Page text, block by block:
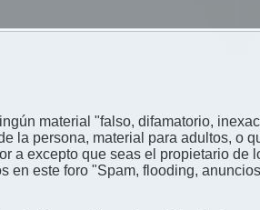
material "falso, difamatorio,
la persona, material para adultos, o
a excepto que seas el propietario
en este foro "Spam, flooding,